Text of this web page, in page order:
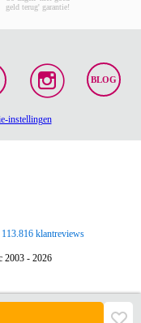
geld terug' garantie!
BLOG
instellingen
klantreviews
2003 - 2026